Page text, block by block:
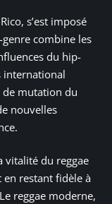
s’est imposé
combine les
du hip-
international
de mutation du
nouvelles
vitalité du reggae
en restant fidèle à
reggae moderne,